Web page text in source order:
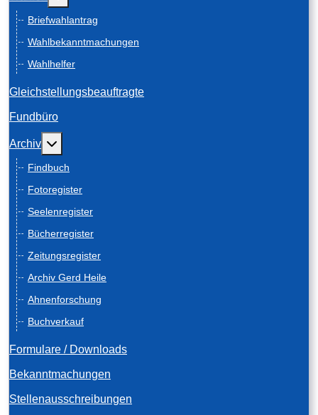
Briefwahlantrag
Wahlbekanntmachungen
Wahlhelfer
Gleichstellungsbeauftragte
Fundbüro
Archiv Weitere Informationen: Archiv
Findbuch
Fotoregister
Seelenregister
Bücherregister
Zeitungsregister
Archiv Gerd Heile
Ahnenforschung
Buchverkauf
Formulare / Downloads
Bekanntmachungen
Stellenausschreibungen